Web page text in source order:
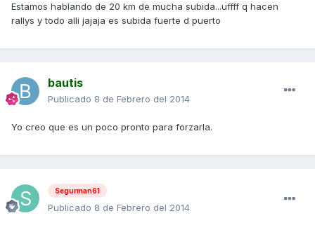
Estamos hablando de 20 km de mucha subida...uffff q hacen
rallys y todo alli jajaja es subida fuerte d puerto
bautis
Publicado 8 de Febrero del 2014
Yo creo que es un poco pronto para forzarla.
Segurman61
Publicado 8 de Febrero del 2014